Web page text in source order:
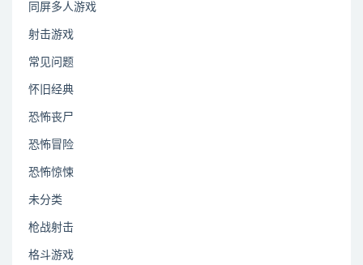
同屏多人游戏
射击游戏
常见问题
怀旧经典
恐怖丧尸
恐怖冒险
恐怖惊悚
未分类
枪战射击
格斗游戏